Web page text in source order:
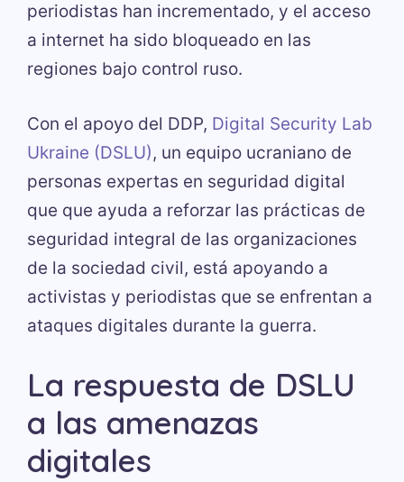
periodistas han incrementado, y el acceso
a internet ha sido bloqueado en las
regiones bajo control ruso.
Con el apoyo del DDP, Digital Security Lab
Ukraine (DSLU), un equipo ucraniano de
personas expertas en seguridad digital
que que ayuda a reforzar las prácticas de
seguridad integral de las organizaciones
de la sociedad civil, está apoyando a
activistas y periodistas que se enfrentan a
ataques digitales durante la guerra.
La respuesta de DSLU
a las amenazas
digitales